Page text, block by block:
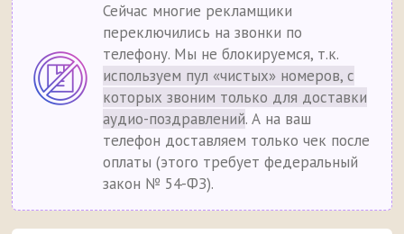
Сейчас многие рекламщики
переключились на звонки по
телефону. Мы не блокируемся, т.к.
используем пул «чистых» номеров, с
которых звоним только для доставки
аудио-поздравлений. А на ваш
телефон доставляем только чек после
оплаты (этого требует федеральный
закон № 54-ФЗ).